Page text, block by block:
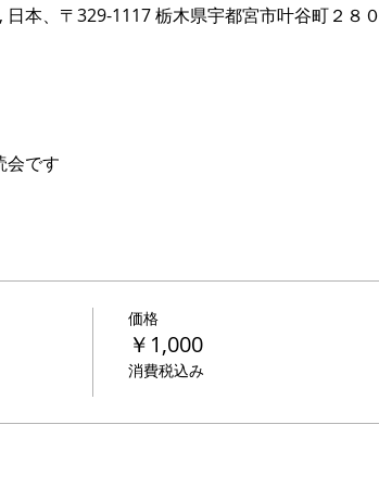
日本、〒329-1117 栃木県宇都宮市叶谷町２８０
会です
価格
￥1,000
消費税込み